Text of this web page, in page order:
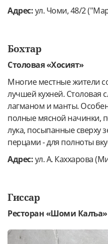
Адрес:ул. Чоми, 48/2
Бохтар
Столовая «Хосият»
Многие местные жители
лучшей кухней. Столовая
лагманом и манты.
полные мясной начинки,
лука, посыпанные сверху
перцами - для полноты
Адрес:ул. А. Каххарова
Гиссар
Ресторан «Шоми Калъа»